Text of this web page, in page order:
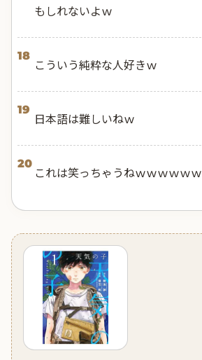
もしれないよｗ
18
こういう純粋な人好きｗ
19
日本語は難しいねｗ
20
これは笑っちゃうねｗｗｗｗｗｗ